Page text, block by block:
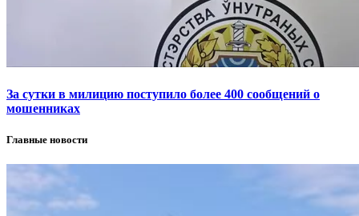
За сутки в милицию поступило более 400 сообщений о
мошенниках
Главные новости